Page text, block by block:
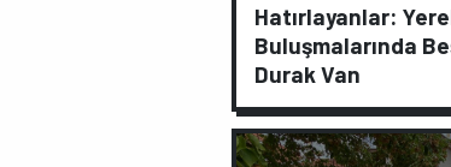
Hatırlayanlar:
Buluşmalarında
Durak Van